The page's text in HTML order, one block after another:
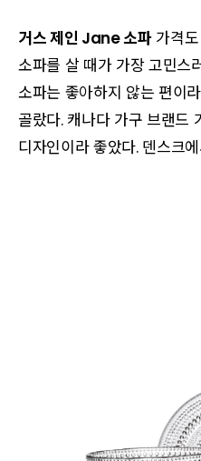
거스 제인 Jane 소파가격도
소파를 살 때가 가장 고민스
소파는 좋아하지 않는 편이
골랐다. 캐나다 가구 브랜드
디자인이라 좋았다. 덴스크